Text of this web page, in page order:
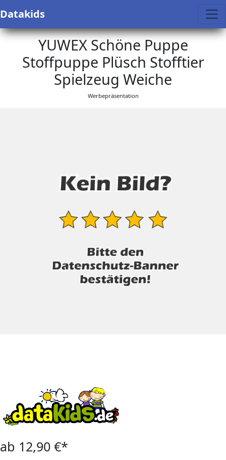
Datakids
YUWEX Schöne Puppe
Stoffpuppe Plüsch Stofftier
Spielzeug Weiche
Werbepräsentation
ab 12,90 €*